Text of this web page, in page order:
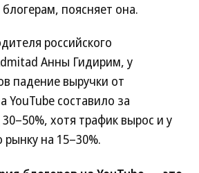
поясняет она.
российского
Анны Гидирим, у
падение выручки от
YouTube составило за
хотя трафик вырос и у
на 15–30%.